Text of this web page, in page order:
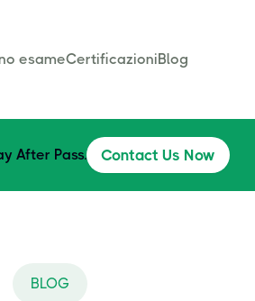
esameCertificazioniBlog
After Pass. Contact Us Now
BLOG